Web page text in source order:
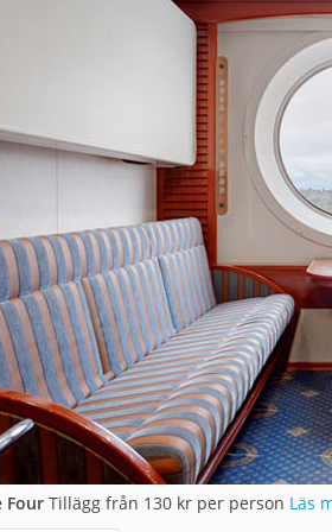
Four Tillägg från 130 kr per person Läs